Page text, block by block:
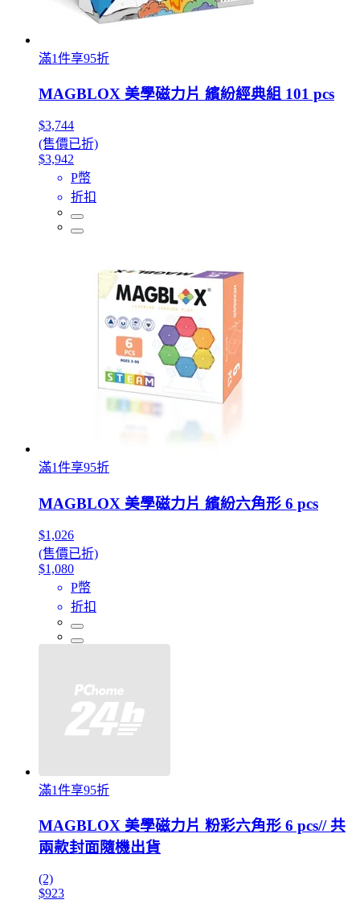
滿1件享95折
MAGBLOX 美學磁力片 繽紛經典組 101 pcs
$3,744
(售價已折)
$3,942
P幣
折扣
滿1件享95折
MAGBLOX 美學磁力片 繽紛六角形 6 pcs
$1,026
(售價已折)
$1,080
P幣
折扣
滿1件享95折
MAGBLOX 美學磁力片 粉彩六角形 6 pcs// 共
兩款封面隨機出貨
(2)
$923